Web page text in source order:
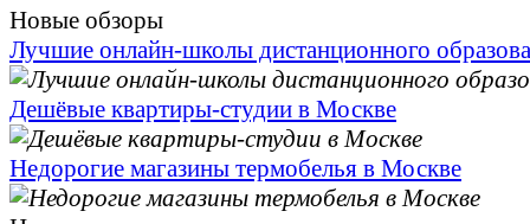
Новые обзоры
Лучшие онлайн-школы дистанционного
Дешёвые квартиры-студии в Москве
Недорогие магазины термобелья в Москве